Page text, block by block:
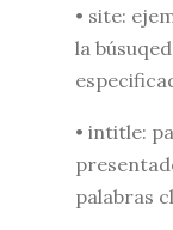
• site:
la
• intitle:
palabras